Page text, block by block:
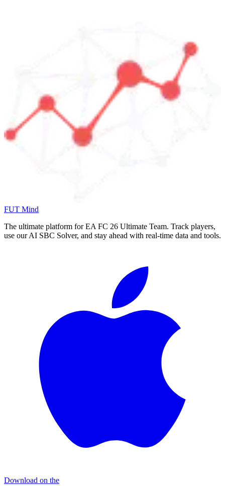
FUT Mind
The ultimate platform for EA FC 26 Ultimate Team. Track players,
use our AI SBC Solver, and stay ahead with real-time data and tools.
Download on the